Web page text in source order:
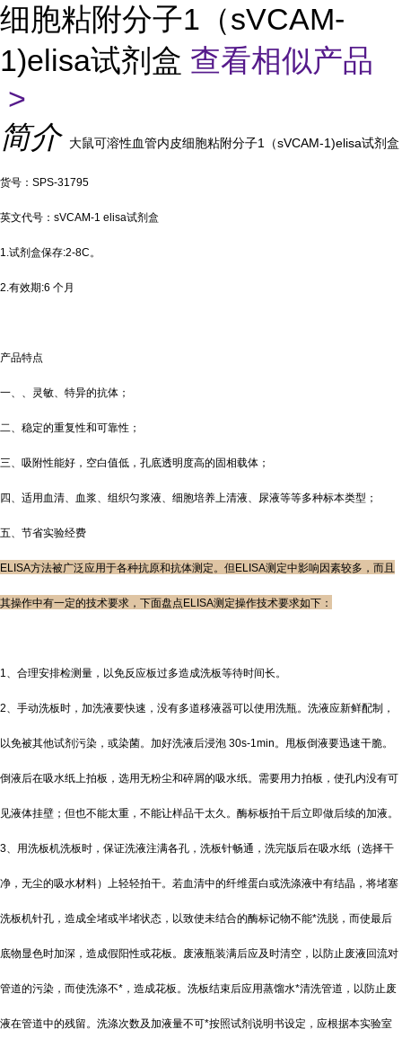
细胞粘附分子1（sVCAM-
1)elisa试剂盒 查看相似产品
>
简介
大鼠可溶性血管内皮细胞粘附分子1（sVCAM-1)elisa试剂盒
货号：SPS-31795
英文代号：sVCAM-1 elisa试剂盒
1.试剂盒保存:2-8C。
2.有效期:6 个月
产品特点
一、、灵敏、特异的抗体；
二、稳定的重复性和可靠性；
三、吸附性能好，空白值低，孔底透明度高的固相载体；
四、适用血清、血浆、组织匀浆液、细胞培养上清液、尿液等等多种标本类型；
五、节省实验经费
ELISA方法被广泛应用于各种抗原和抗体测定。但ELISA测定中影响因素较多，而且
其操作中有一定的技术要求，下面盘点ELISA测定操作技术要求如下：
1、合理安排检测量，以免反应板过多造成洗板等待时间长。
2、手动洗板时，加洗液要快速，没有多道移液器可以使用洗瓶。洗液应新鲜配制，
以免被其他试剂污染，或染菌。加好洗液后浸泡 30s-1min。甩板倒液要迅速干脆。
倒液后在吸水纸上拍板，选用无粉尘和碎屑的吸水纸。需要用力拍板，使孔内没有可
见液体挂壁；但也不能太重，不能让样品干太久。酶标板拍干后立即做后续的加液。
3、用洗板机洗板时，保证洗液注满各孔，洗板针畅通，洗完版后在吸水纸（选择干
净，无尘的吸水材料）上轻轻拍干。若血清中的纤维蛋白或洗涤液中有结晶，将堵塞
洗板机针孔，造成全堵或半堵状态，以致使未结合的酶标记物不能*洗脱，而使最后
底物显色时加深，造成假阳性或花板。废液瓶装满后应及时清空，以防止废液回流对
管道的污染，而使洗涤不*，造成花板。洗板结束后应用蒸馏水*清洗管道，以防止废
液在管道中的残留。洗涤次数及加液量不可*按照试剂说明书设定，应根据本实验室